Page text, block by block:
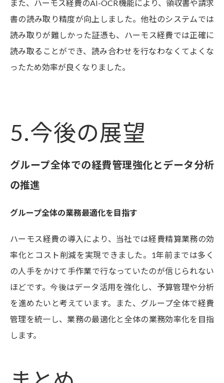
また、ハーモス経費のAI-OCR機能により、領収書や請求
書の読み取り精度が向上しました。他社のシステムでは
読み取りが難しかった証憑も、ハーモス経費では正確に
読み取ることができ、読み合わせを行なわなくてよくな
ったため効率が良くなりました。
5.今後の展望
グループ全体での経費管理強化とデータ分析
の推進
グループ全体の業務最適化を目指す
ハーモス経費の導入により、当社では経費精算業務の効
率化とコスト削減を実現できました。1年前までは多く
の人手をかけて手作業で行なっていたのが信じられない
ほどです。今後はデータ活用を強化し、予算管理や分析
を進めたいと考えています。また、グループ全体で経費
管理を統一し、業務の最適化と全体の業務効率化を目指
します。